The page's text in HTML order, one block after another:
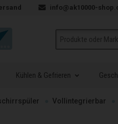
info@ak10000-
Suche
Kühlen & Gefrieren
Vollintegrierbar